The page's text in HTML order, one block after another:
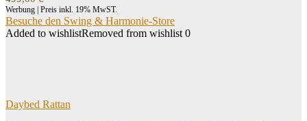
Werbung | Preis inkl. 19% MwST.
Besuche den Swing & Harmonie-Store
Added to wishlistRemoved from wishlist 0
Daybed Rattan